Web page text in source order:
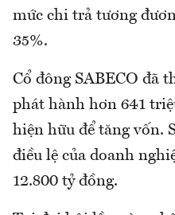
mức chi trả tương
35%.
Cổ đông SABECO đã
phát hành hơn 641
hiện hữu để tăng vốn.
điều lệ của doanh
12.800 tỷ đồng.